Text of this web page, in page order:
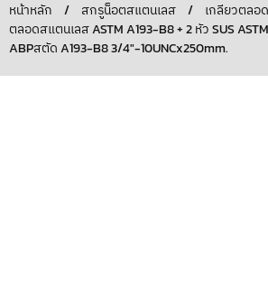
หน้าหลัก / สกรูน็อตสแตนเลส / เกลียวตลอ
ตลอดสแตนเลส ASTM A193-B8 + 2 หัว SUS
ABPสตัด A193-B8 3/4″-10UNCx250mm.